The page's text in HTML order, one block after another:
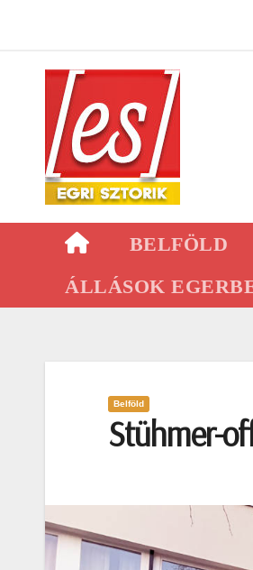
content
BELFÖLD
ÁLLÁSOK
Belföld
Stühmer-